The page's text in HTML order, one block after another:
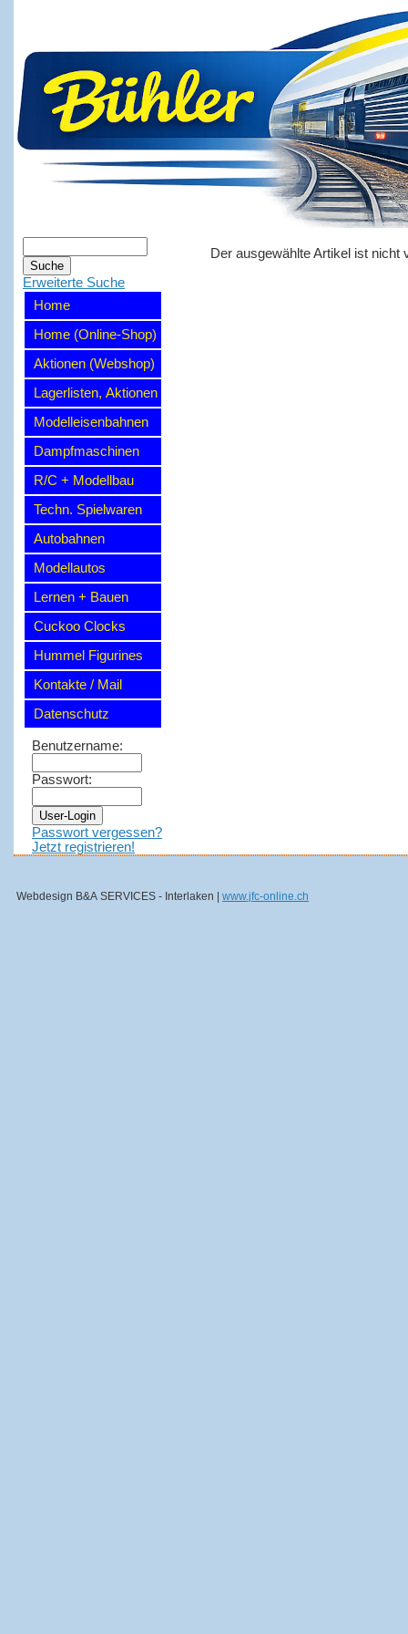
Erweiterte Suche
Home
Home (Online-Shop)
Aktionen (Webshop)
Lagerlisten, Aktionen
Modelleisenbahnen
Dampfmaschinen
R/C + Modellbau
Techn. Spielwaren
Autobahnen
Modellautos
Lernen + Bauen
Cuckoo Clocks
Hummel Figurines
Kontakte / Mail
Datenschutz
Benutzername:
Passwort:
Passwort vergessen?
Jetzt registrieren!
Der ausgewählte Artikel ist nicht
Webdesign B&A SERVICES - Interlaken | www.jfc-online.ch